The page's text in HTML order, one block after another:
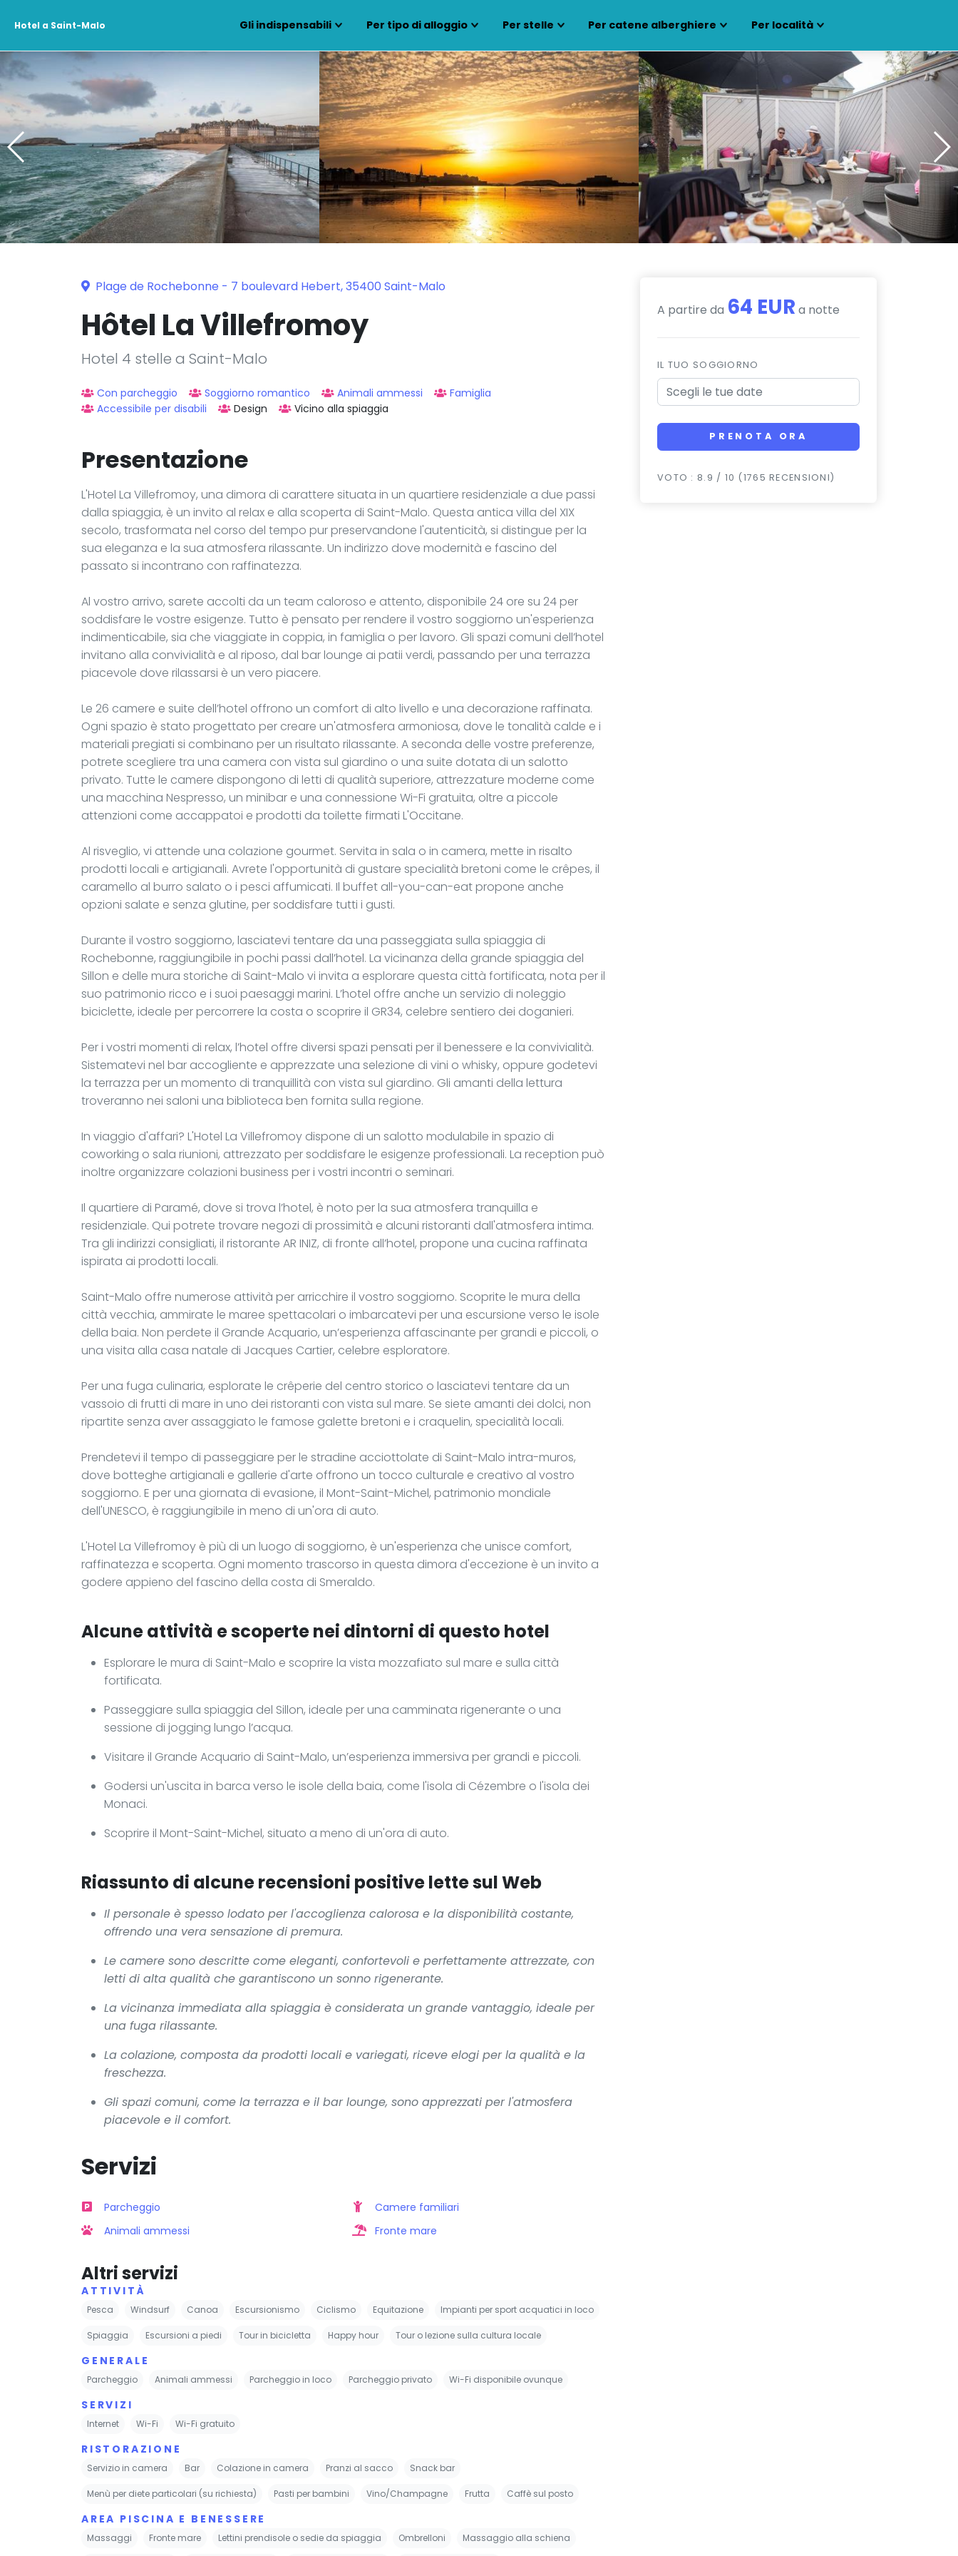
Hotel a Saint-Malo Gli indispensabili Per tipo di alloggio Per stelle Per catene alberghiere Per località
Plage de Rochebonne - 7 boulevard Hebert, 35400 Saint-Malo
Hôtel La Villefromoy
Hotel 4 stelle a Saint-Malo
Con parcheggio Soggiorno romantico Animali ammessi
Famiglia
Accessibile per disabili
Design Vicino alla spiaggia
Presentazione
L'Hotel La Villefromoy, una dimora di carattere situata in un quartiere residenziale a due passi
dalla spiaggia, è un invito al relax e alla scoperta di Saint-Malo. Questa antica villa del XIX
secolo, trasformata nel corso del tempo pur preservandone l'autenticità, si distingue per la
sua eleganza e la sua atmosfera rilassante. Un indirizzo dove modernità e fascino del
passato si incontrano con raffinatezza.
Al vostro arrivo, sarete accolti da un team caloroso e attento, disponibile 24 ore su 24 per
soddisfare le vostre esigenze. Tutto è pensato per rendere il vostro soggiorno un'esperienza
indimenticabile, sia che viaggiate in coppia, in famiglia o per lavoro. Gli spazi comuni dell’hotel
invitano alla convivialità e al riposo, dal bar lounge ai patii verdi, passando per una terrazza
piacevole dove rilassarsi è un vero piacere.
Le 26 camere e suite dell’hotel offrono un comfort di alto livello e una decorazione raffinata.
Ogni spazio è stato progettato per creare un'atmosfera armoniosa, dove le tonalità calde e i
materiali pregiati si combinano per un risultato rilassante. A seconda delle vostre preferenze,
potrete scegliere tra una camera con vista sul giardino o una suite dotata di un salotto
privato. Tutte le camere dispongono di letti di qualità superiore, attrezzature moderne come
una macchina Nespresso, un minibar e una connessione Wi-Fi gratuita, oltre a piccole
attenzioni come accappatoi e prodotti da toilette firmati L'Occitane.
Al risveglio, vi attende una colazione gourmet. Servita in sala o in camera, mette in risalto
prodotti locali e artigianali. Avrete l'opportunità di gustare specialità bretoni come le crêpes, il
caramello al burro salato o i pesci affumicati. Il buffet all-you-can-eat propone anche
opzioni salate e senza glutine, per soddisfare tutti i gusti.
Durante il vostro soggiorno, lasciatevi tentare da una passeggiata sulla spiaggia di
Rochebonne, raggiungibile in pochi passi dall’hotel. La vicinanza della grande spiaggia del
Sillon e delle mura storiche di Saint-Malo vi invita a esplorare questa città fortificata, nota per il
suo patrimonio ricco e i suoi paesaggi marini. L’hotel offre anche un servizio di noleggio
biciclette, ideale per percorrere la costa o scoprire il GR34, celebre sentiero dei doganieri.
Per i vostri momenti di relax, l’hotel offre diversi spazi pensati per il benessere e la convivialità.
Sistematevi nel bar accogliente e apprezzate una selezione di vini o whisky, oppure godetevi
la terrazza per un momento di tranquillità con vista sul giardino. Gli amanti della lettura
troveranno nei saloni una biblioteca ben fornita sulla regione.
In viaggio d'affari? L'Hotel La Villefromoy dispone di un salotto modulabile in spazio di
coworking o sala riunioni, attrezzato per soddisfare le esigenze professionali. La reception può
inoltre organizzare colazioni business per i vostri incontri o seminari.
Il quartiere di Paramé, dove si trova l’hotel, è noto per la sua atmosfera tranquilla e
residenziale. Qui potrete trovare negozi di prossimità e alcuni ristoranti dall'atmosfera intima.
Tra gli indirizzi consigliati, il ristorante AR INIZ, di fronte all’hotel, propone una cucina raffinata
ispirata ai prodotti locali.
Saint-Malo offre numerose attività per arricchire il vostro soggiorno. Scoprite le mura della
città vecchia, ammirate le maree spettacolari o imbarcatevi per una escursione verso le isole
della baia. Non perdete il Grande Acquario, un’esperienza affascinante per grandi e piccoli, o
una visita alla casa natale di Jacques Cartier, celebre esploratore.
Per una fuga culinaria, esplorate le crêperie del centro storico o lasciatevi tentare da un
vassoio di frutti di mare in uno dei ristoranti con vista sul mare. Se siete amanti dei dolci, non
ripartite senza aver assaggiato le famose galette bretoni e i craquelin, specialità locali.
Prendetevi il tempo di passeggiare per le stradine acciottolate di Saint-Malo intra-muros,
dove botteghe artigianali e gallerie d'arte offrono un tocco culturale e creativo al vostro
soggiorno. E per una giornata di evasione, il Mont-Saint-Michel, patrimonio mondiale
dell'UNESCO, è raggiungibile in meno di un'ora di auto.
L'Hotel La Villefromoy è più di un luogo di soggiorno, è un'esperienza che unisce comfort,
raffinatezza e scoperta. Ogni momento trascorso in questa dimora d'eccezione è un invito a
godere appieno del fascino della costa di Smeraldo.
Alcune attività e scoperte nei dintorni di questo hotel
Esplorare le mura di Saint-Malo e scoprire la vista mozzafiato sul mare e sulla città
fortificata.
Passeggiare sulla spiaggia del Sillon, ideale per una camminata rigenerante o una
sessione di jogging lungo l’acqua.
Visitare il Grande Acquario di Saint-Malo, un’esperienza immersiva per grandi e piccoli.
Godersi un'uscita in barca verso le isole della baia, come l'isola di Cézembre o l'isola dei
Monaci.
Scoprire il Mont-Saint-Michel, situato a meno di un'ora di auto.
Riassunto di alcune recensioni positive lette sul Web
Il personale è spesso lodato per l'accoglienza calorosa e la disponibilità costante,
offrendo una vera sensazione di premura.
Le camere sono descritte come eleganti, confortevoli e perfettamente attrezzate, con
letti di alta qualità che garantiscono un sonno rigenerante.
La vicinanza immediata alla spiaggia è considerata un grande vantaggio, ideale per
una fuga rilassante.
La colazione, composta da prodotti locali e variegati, riceve elogi per la qualità e la
freschezza.
Gli spazi comuni, come la terrazza e il bar lounge, sono apprezzati per l'atmosfera
piacevole e il comfort.
Servizi
Parcheggio
Animali ammessi
Camere familiari
Fronte mare
Altri servizi
ATTIVITÀ
Pesca Windsurf Canoa Escursionismo Ciclismo Equitazione Impianti per sport acquatici in loco
Spiaggia Escursioni a piedi Tour in bicicletta Happy hour Tour o lezione sulla cultura locale
GENERALE
Parcheggio Animali ammessi Parcheggio in loco Parcheggio privato Wi-Fi disponibile ovunque
SERVIZI
Internet Wi-Fi Wi-Fi gratuito
RISTORAZIONE
Servizio in camera Bar Colazione in camera Pranzi al sacco Snack bar
Menù per diete particolari (su richiesta) Pasti per bambini Vino/Champagne Frutta Caffè sul posto
AREA PISCINA E BENESSERE
Massaggi Fronte mare Lettini prendisole o sedie da spiaggia Ombrelloni Massaggio alla schiena
A partire da 64 EUR a notte
IL TUO SOGGIORNO
PRENOTA ORA
VOTO : 8.9 / 10 (1765 RECENSIONI)